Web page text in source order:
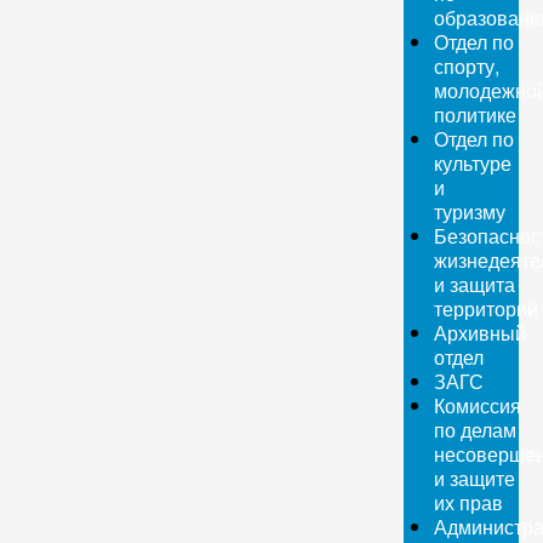
Отдел по
спорту,
политике
Отдел по
культуре
и
туризму
и защита
территорий
Архивный
отдел
ЗАГС
Комиссия
по делам
и защите
их прав